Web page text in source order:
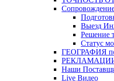
Выезд
Решение
Статус
ГЕОГРАФИЯ
Наши
Live Видео